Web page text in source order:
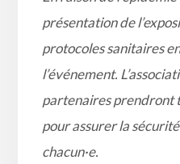
présentation de
protocoles sanitaires
l’événement.
partenaires prendront
pour assurer la
chacun·e.